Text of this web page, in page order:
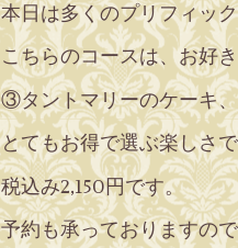
本日は多くのプリフィッ
こちらのコースは、お好
③タントマリーのケーキ、
とてもお得で選ぶ楽しさ
税込み2,150円です。
予約も承っておりますの